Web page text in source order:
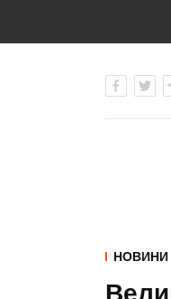
НОВИНИ